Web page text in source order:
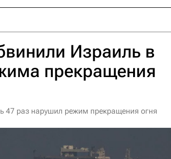
Израиль в
прекращения
47 раз нарушил режим прекращения огня